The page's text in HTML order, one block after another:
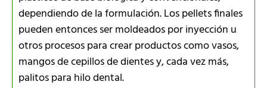
dependiendo de la formulación. Los pellets finales
pueden entonces ser moldeados por inyección u
otros procesos para crear productos como vasos,
mangos de cepillos de dientes y, cada vez más,
palitos para hilo dental.